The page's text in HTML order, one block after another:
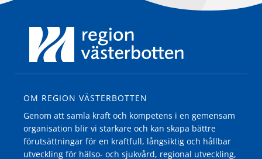
OM REGION VÄSTERBOTTEN
Genom att samla kraft och kompetens i en gemensam
organisation blir vi starkare och kan skapa bättre
förutsättningar för en kraftfull, långsiktig och hållbar
utveckling för hälso- och sjukvård, regional utveckling,